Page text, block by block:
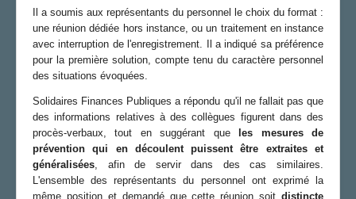
Il a soumis aux représentants du personnel le choix du format :
une réunion dédiée hors instance, ou un traitement en instance
avec interruption de l'enregistrement. Il a indiqué sa préférence
pour la première solution, compte tenu du caractère personnel
des situations évoquées.
Solidaires Finances Publiques a répondu qu'il ne fallait pas que
des informations relatives à des collègues figurent dans des
procès-verbaux, tout en suggérant que
les mesures de
prévention qui en découlent puissent être extraites et
généralisées, afin de servir dans des cas similaires.
L'ensemble des représentants du personnel ont exprimé la
même position et demandé que cette réunion soit distincte